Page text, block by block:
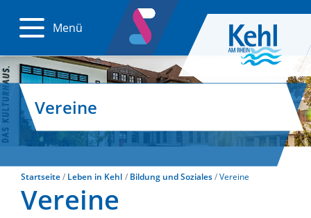
Menü
Vereine
Startseite Leben in Kehl Bildung und Soziales Vereine
Vereine